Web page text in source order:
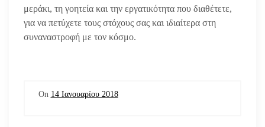
μεράκι, τη γοητεία και την εργατικότητα που διαθέτετε,
για να πετύχετε τους στόχους σας και ιδιαίτερα στη
συναναστροφή με τον κόσμο.
On 14 Ιανουαρίου 2018